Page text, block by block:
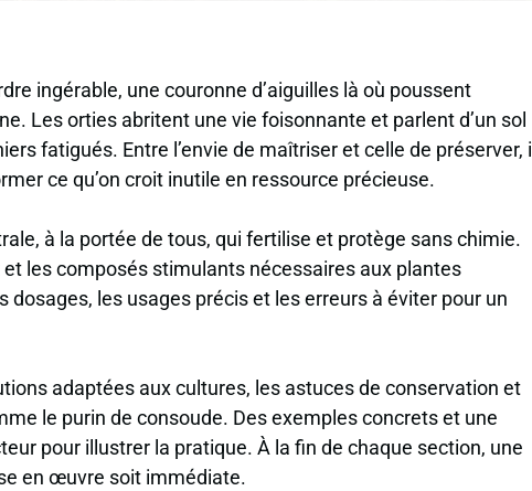
ingérable, une couronne d’aiguilles là où poussent
Les orties abritent une vie foisonnante et parlent d’un sol
fatigués. Entre l’envie de maîtriser et celle de préserver, il
ce qu’on croit inutile en ressource précieuse.
à la portée de tous, qui fertilise et protège sans chimie.
et les composés stimulants nécessaires aux plantes
les usages précis et les erreurs à éviter pour un
adaptées aux cultures, les astuces de conservation et
le purin de consoude. Des exemples concrets et une
pour illustrer la pratique. À la fin de chaque section, une
en œuvre soit immédiate.